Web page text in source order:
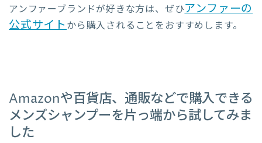
アンファーブランドが好きな方は、ぜひアンファーの
公式サイトから購入されることをおすすめします。
Amazonや百貨店、通販などで購入できる
メンズシャンプーを片っ端から試してみま
した